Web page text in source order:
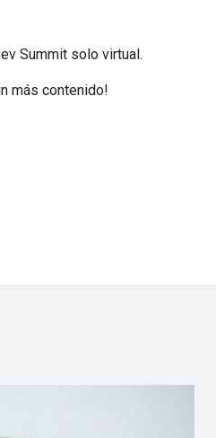
Summit solo virtual.
más contenido!